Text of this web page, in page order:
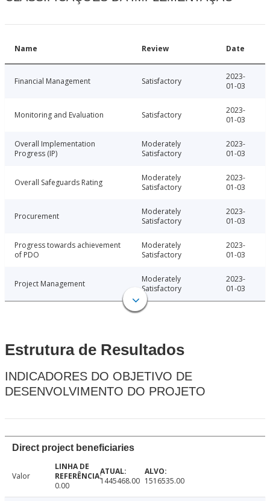
Name Review Date
Financial Management Satisfactory
2023-
01-03
Monitoring and Evaluation Satisfactory
2023-
01-03
Overall Implementation
Progress (IP)
Moderately
Satisfactory
2023-
01-03
Overall Safeguards Rating
Moderately
Satisfactory
2023-
01-03
Procurement
Moderately
Satisfactory
2023-
01-03
Progress towards achievement
of PDO
Moderately
Satisfactory
2023-
01-03
Project Management
Moderately
Satisfactory
2023-
01-03
Estrutura de Resultados
INDICADORES DO OBJETIVO DE
DESENVOLVIMENTO DO PROJETO
Direct project beneficiaries
Valor
0.00
1445468.00 1516535.00